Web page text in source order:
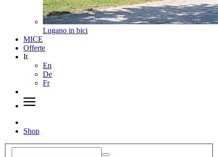
Lugano in bici
MICE
Offerte
It
En
De
Fr
Shop